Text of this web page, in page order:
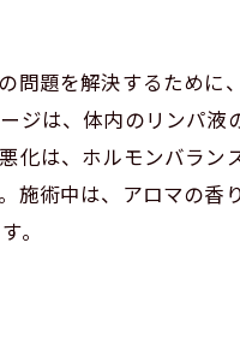
ーション
える
リンパマッサージ
た施術
ア
問題を解決するために
ジは、体内のリンパ液
化は、ホルモンバラ
施術中は、アロマの香
。